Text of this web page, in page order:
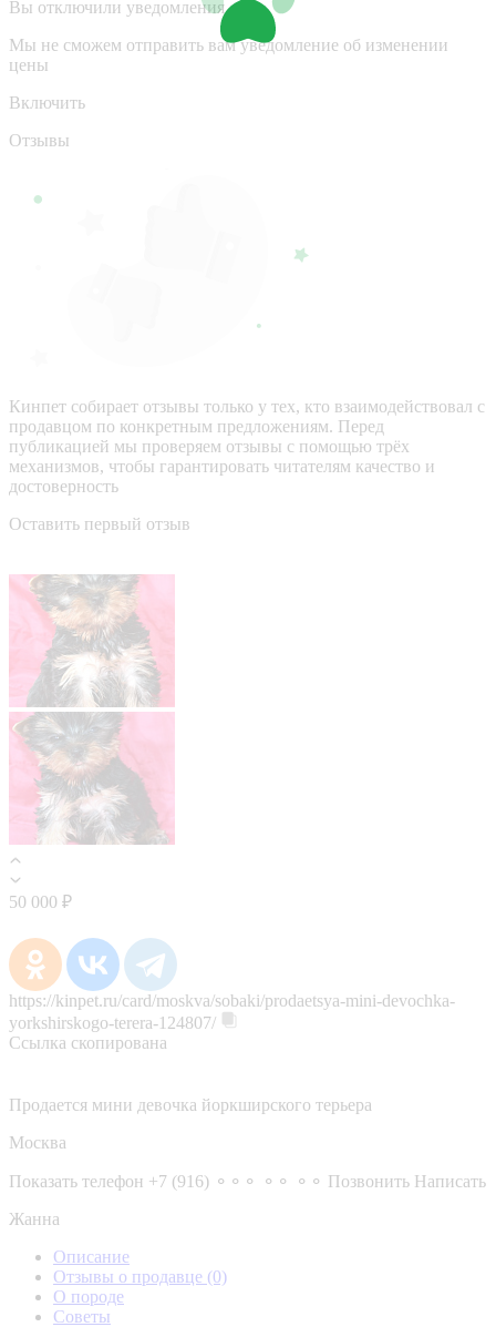
Вы отключили уведомления
Мы не сможем отправить вам уведомление об изменении
цены
Включить
Отзывы
Кинпет собирает отзывы только у тех, кто взаимодействовал с
продавцом по конкретным предложениям. Перед
публикацией мы проверяем отзывы с помощью трёх
механизмов, чтобы гарантировать читателям качество и
достоверность
Оставить первый отзыв
50 000 ₽
https://kinpet.ru/card/moskva/sobaki/prodaetsya-mini-devochka-
yorkshirskogo-terera-124807/
Ссылка скопирована
Продается мини девочка йоркширского терьера
Москва
Показать телефон +7 (916) ⚬⚬⚬ ⚬⚬ ⚬⚬ Позвонить Написать
Жанна
Описание
Отзывы о продавце (0)
О породе
Советы